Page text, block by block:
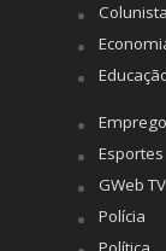
Esportes
GWeb TV
Polícia